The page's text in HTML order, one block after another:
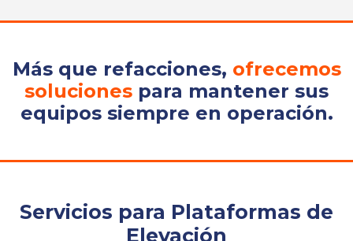
Más que refacciones, ofrecemos
soluciones para mantener sus
equipos siempre en operación.
Servicios para Plataformas de
Elevación